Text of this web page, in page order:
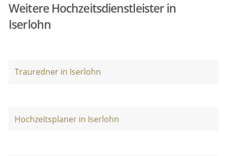
Weitere Hochzeitsdienstleister in
Iserlohn
Trauredner in Iserlohn
Hochzeitsplaner in Iserlohn